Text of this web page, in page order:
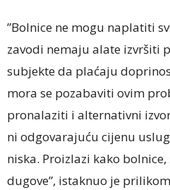
”Bolnice ne mogu naplatiti
zavodi nemaju alate izvršiti
subjekte da plaćaju
mora se pozabaviti ovim
pronalaziti i alternativni
ni odgovarajuću cijenu
niska. Proizlazi kako
dugove”, istaknuo je